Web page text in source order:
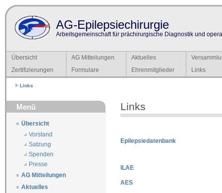
AG-Epilepsiechirurgie
Arbeitsgemeinschaft für prächirurgische Diagnostik und
Übersicht AG Mitteilungen Aktuelles
Zertifizierungen
Formulare Ehrenmitglieder Links
Links
Menü
Übersicht
Vorstand
Satzung
Spenden
Presse
AG Mitteilungen
Aktuelles
Links
Epilepsiedatenbank
ILAE
AES